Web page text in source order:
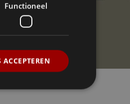
Functioneel
ACCEPTEREN